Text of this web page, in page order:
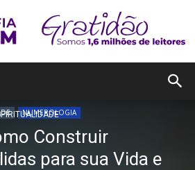
do
NUMEROLOGIA
Construir
para sua Vida e